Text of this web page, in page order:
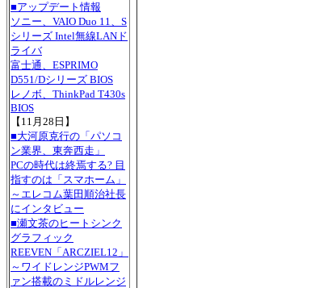
■アップデート情報
ソニー、VAIO Duo 11、S
シリーズ Intel無線LANド
ライバ
富士通、ESPRIMO
D551/Dシリーズ BIOS
レノボ、ThinkPad T430s
BIOS
【11月28日】
■大河原克行の「パソコ
ン業界、東奔西走」
PCの時代は終焉する? 目
指すのは「スマホーム」
～エレコム葉田順治社長
にインタビュー
■瀬文茶のヒートシンク
グラフィック
REEVEN「ARCZIEL12」
～ワイドレンジPWMフ
ァン搭載のミドルレンジ